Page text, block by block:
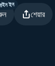
ইন
শেয়ার